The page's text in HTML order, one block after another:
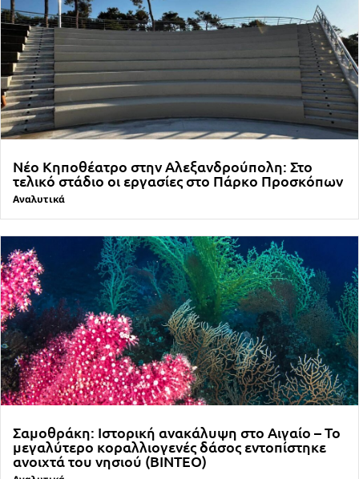
Νέο Κηποθέατρο στην Αλεξανδρούπολη: Στο
τελικό στάδιο οι εργασίες στο Πάρκο Προσκόπων
Αναλυτικά
Σαμοθράκη: Ιστορική ανακάλυψη στο Αιγαίο – Το
μεγαλύτερο κοραλλιογενές δάσος εντοπίστηκε
ανοιχτά του νησιού (ΒΙΝΤΕΟ)